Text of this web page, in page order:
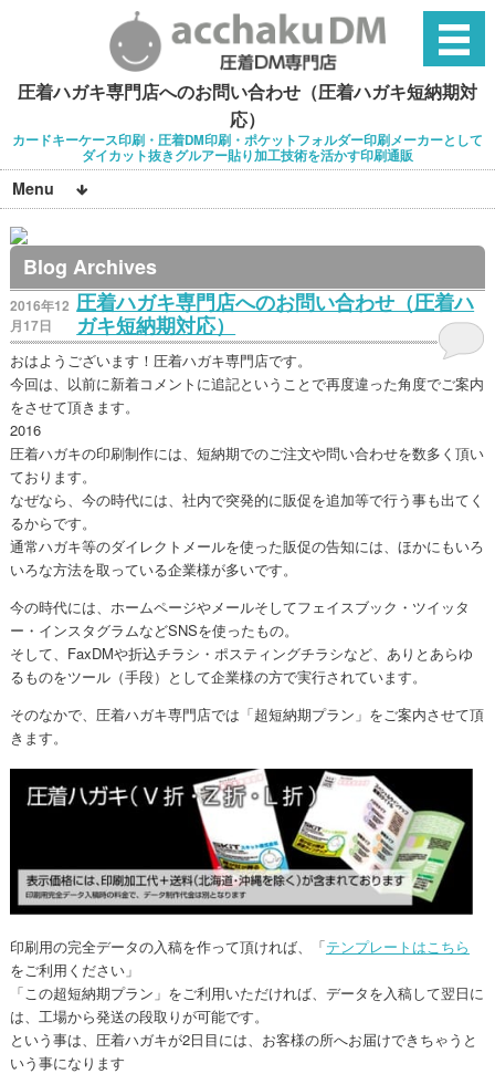
圧着ハガキ専門店へのお問い合わせ（圧着ハガキ短納期対
応）
カードキーケース印刷・圧着DM印刷・ポケットフォルダー印刷メーカーとして
ダイカット抜きグルアー貼り加工技術を活かす印刷通販
Menu
Blog Archives
圧着ハガキ専門店へのお問い合わせ（圧着ハ
ガキ短納期対応）
2016年12
月17日
おはようございます！圧着ハガキ専門店です。
今回は、以前に新着コメントに追記ということで再度違った角度でご案内
をさせて頂きます。
2016
圧着ハガキの印刷制作には、短納期でのご注文や問い合わせを数多く頂い
ております。
なぜなら、今の時代には、社内で突発的に販促を追加等で行う事も出てく
るからです。
通常ハガキ等のダイレクトメールを使った販促の告知には、ほかにもいろ
いろな方法を取っている企業様が多いです。
今の時代には、ホームページやメールそしてフェイスブック・ツイッタ
ー・インスタグラムなどSNSを使ったもの。
そして、FaxDMや折込チラシ・ポスティングチラシなど、ありとあらゆ
るものをツール（手段）として企業様の方で実行されています。
そのなかで、圧着ハガキ専門店では「超短納期プラン」をご案内させて頂
きます。
印刷用の完全データの入稿を作って頂ければ、「テンプレートはこちら
をご利用ください」
「この超短納期プラン」をご利用いただければ、データを入稿して翌日に
は、工場から発送の段取りが可能です。
という事は、圧着ハガキが2日目には、お客様の所へお届けできちゃうと
いう事になります